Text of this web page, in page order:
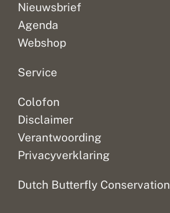
Nieuwsbrief
Agenda
Webshop
Service
Colofon
Disclaimer
Verantwoording
Privacyverklaring
Dutch Butterfly Conservation